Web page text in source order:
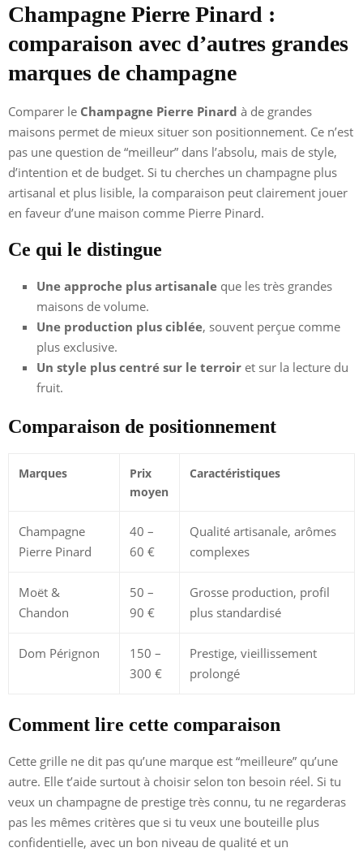
Champagne Pierre Pinard :
comparaison avec d’autres grandes
marques de champagne
Comparer le Champagne Pierre Pinard à de grandes
maisons permet de mieux situer son positionnement. Ce n’est
pas une question de “meilleur” dans l’absolu, mais de style,
d’intention et de budget. Si tu cherches un champagne plus
artisanal et plus lisible, la comparaison peut clairement jouer
en faveur d’une maison comme Pierre Pinard.
Ce qui le distingue
Une approche plus artisanale que les très grandes
maisons de volume.
Une production plus ciblée, souvent perçue comme
plus exclusive.
Un style plus centré sur le terroir et sur la lecture du
fruit.
Comparaison de positionnement
Marques
Prix
moyen
Caractéristiques
Champagne
Pierre Pinard
40 –
60 €
Qualité artisanale, arômes
complexes
Moët &
Chandon
50 –
90 €
Grosse production, profil
plus standardisé
Dom Pérignon
150 –
300 €
Prestige, vieillissement
prolongé
Comment lire cette comparaison
Cette grille ne dit pas qu’une marque est “meilleure” qu’une
autre. Elle t’aide surtout à choisir selon ton besoin réel. Si tu
veux un champagne de prestige très connu, tu ne regarderas
pas les mêmes critères que si tu veux une bouteille plus
confidentielle, avec un bon niveau de qualité et un